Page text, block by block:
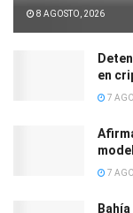
8 AGOSTO, 2026
en
7
7